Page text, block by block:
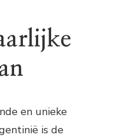
en unieke
is de